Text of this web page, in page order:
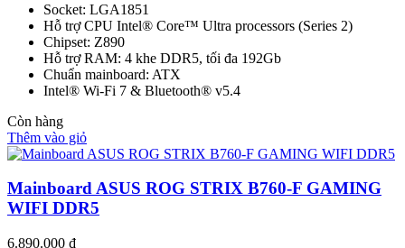
Socket: LGA1851
Hỗ trợ CPU Intel® Core™ Ultra processors (Series 2)
Chipset: Z890
Hỗ trợ RAM: 4 khe DDR5, tối đa 192Gb
Chuẩn mainboard: ATX
Intel® Wi-Fi 7 & Bluetooth® v5.4
Còn hàng
Thêm vào giỏ
Mainboard ASUS ROG STRIX B760-F GAMING
WIFI DDR5
6.890.000 ₫